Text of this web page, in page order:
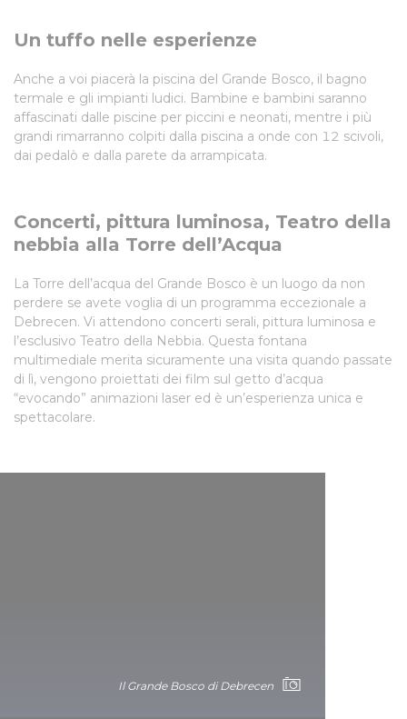
Un tuffo nelle esperienze
Anche a voi piacerà la piscina del Grande Bosco, il bagno
termale e gli impianti ludici. Bambine e bambini saranno
affascinati dalle piscine per piccini e neonati, mentre i più
grandi rimarranno colpiti dalla piscina a onde con 12 scivoli,
dai pedalò e dalla parete da arrampicata.
Concerti, pittura luminosa, Teatro della
nebbia alla Torre dell’Acqua
La Torre dell’acqua del Grande Bosco è un luogo da non
perdere se avete voglia di un programma eccezionale a
Debrecen. Vi attendono concerti serali, pittura luminosa e
l’esclusivo Teatro della Nebbia. Questa fontana
multimediale merita sicuramente una visita quando passate
di lì, vengono proiettati dei film sul getto d’acqua
“evocando” animazioni laser ed è un’esperienza unica e
spettacolare.
Il Grande Bosco di Debrecen